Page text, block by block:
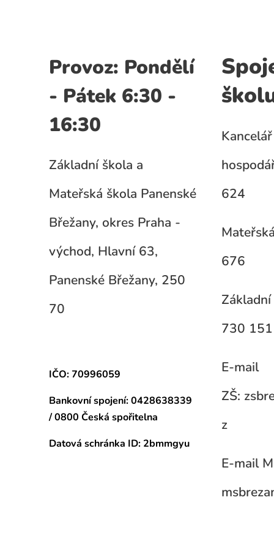
Provoz: Pondělí
- Pátek 6:30 -
16:30
Základní škola a
Mateřská škola Panenské
Břežany, okres Praha -
východ, Hlavní 63,
Panenské Břežany, 250
70
IČO: 70996059
Bankovní spojení:0428638339
/ 0800 Česká spořitelna
Datová schránka ID: 2bmmgyu
624
676
730
E-mail
ZŠ:
z
E-mail